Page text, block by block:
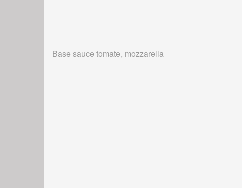
Base sauce tomate, mozzarella